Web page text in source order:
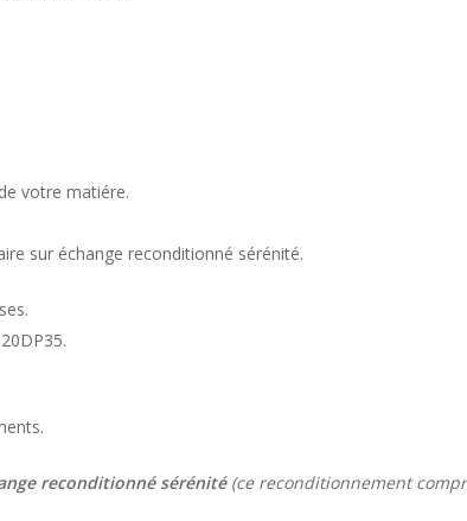
votre matiére.
sur échange reconditionné sérénité.
reconditionné sérénité(ce reconditionnement